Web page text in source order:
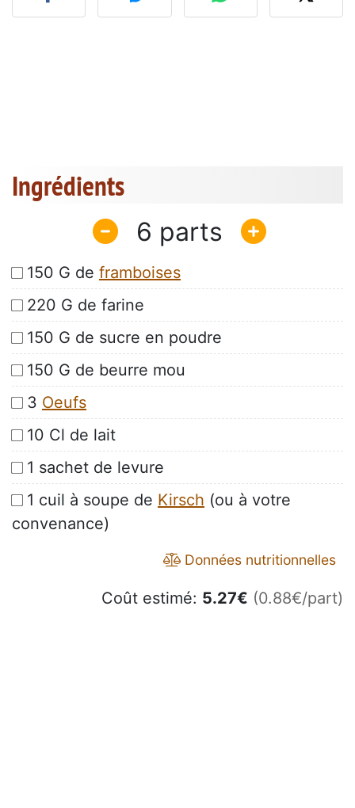
Ingrédients
6
150 G de framboises
220 G de farine
150 G de sucre en poudre
150 G de beurre mou
3 Oeufs
10 Cl de lait
1 sachet de levure
1 cuil à soupe de Kirsch (ou à votre
convenance)
Données nutritionnelles
Coût estimé: 5.27€ (0.88€/part)